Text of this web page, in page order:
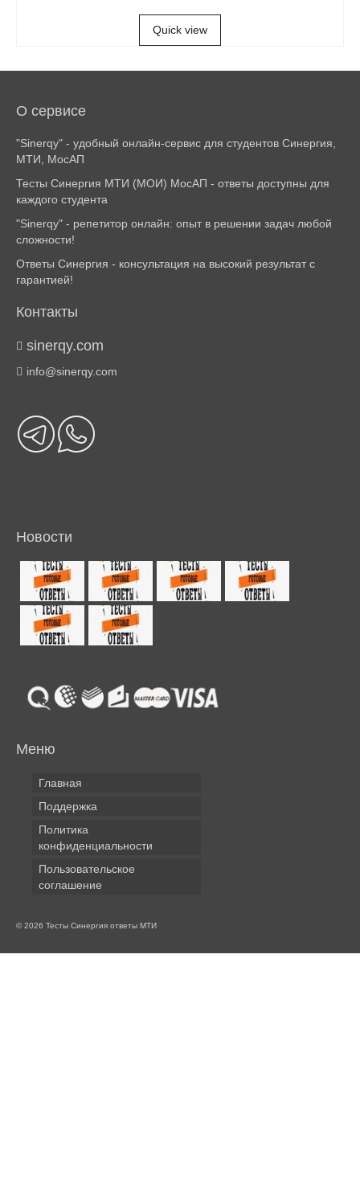
Quick view
О сервисе
"Sinerqy" - удобный онлайн-сервис для студентов Синергия,
МТИ, МосАП
Тесты Синергия МТИ (МОИ) МосАП - ответы доступны для
каждого студента
"Sinerqy" - репетитор онлайн: опыт в решении задач любой
сложности!
Ответы Синергия - консультация на высокий результат с
гарантией!
Контакты
sinerqy.com
info@sinerqy.com
Новости
Меню
Главная
Поддержка
Политика
конфиденциальности
Пользовательское
соглашение
© 2026 Тесты Синергия ответы МТИ